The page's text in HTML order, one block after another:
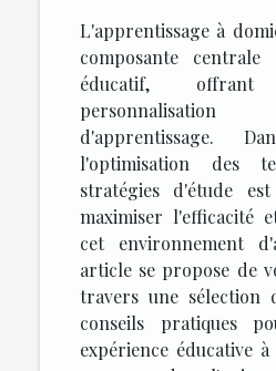
L'apprentissage à
composante
éducatif,
d'apprentissage.
l'optimisation des
stratégies d'étude
maximiser l'efficacité
cet environnement
article se propose de
travers une sélection
conseils pratiques
expérience éducative